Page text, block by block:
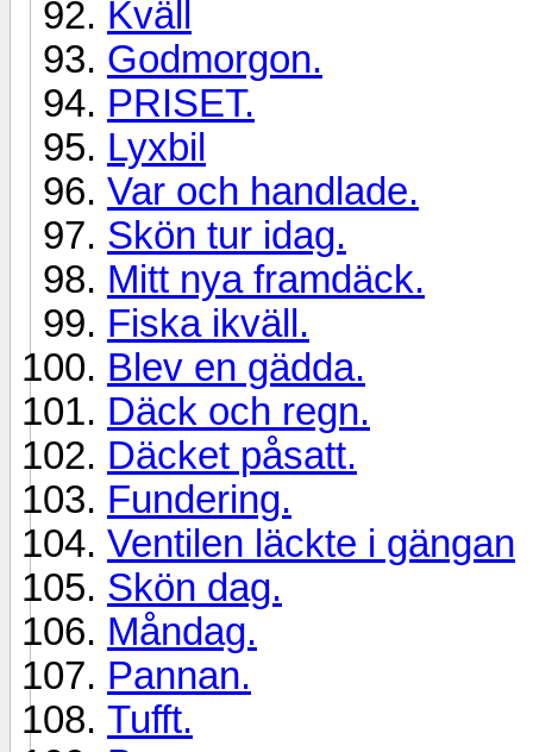
Kväll
Godmorgon.
PRISET.
Lyxbil
Var och handlade.
Skön tur idag.
Mitt nya framdäck.
Fiska ikväll.
Blev en gädda.
Däck och regn.
Däcket påsatt.
Fundering.
Ventilen läckte i gängan
Skön dag.
Måndag.
Pannan.
Tufft.